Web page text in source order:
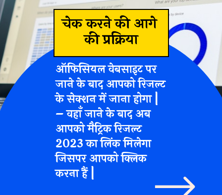
चेक करने की आगे
की प्रक्रिया
ऑफिसियल वेबसाइट पर
जाने के बाद आपकोरिजल्ट
के सेक्शन में जाना होगा|
– वहाँ जाने के बाद अब
आपकोमैट्रिक रिजल्ट
2023 का लिंकमिलेगा
जिसपर आपको क्लिक
करना हैं |